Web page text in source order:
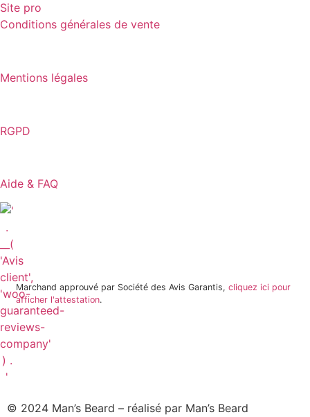
Site pro
Conditions générales de vente
Mentions légales
RGPD
Aide & FAQ
Marchand approuvé par Société des Avis Garantis, cliquez ici pour
afficher l'attestation.
© 2024 Man’s Beard – réalisé par Man’s Beard